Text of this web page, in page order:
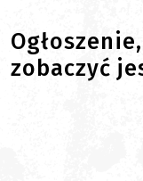
zobaczyć